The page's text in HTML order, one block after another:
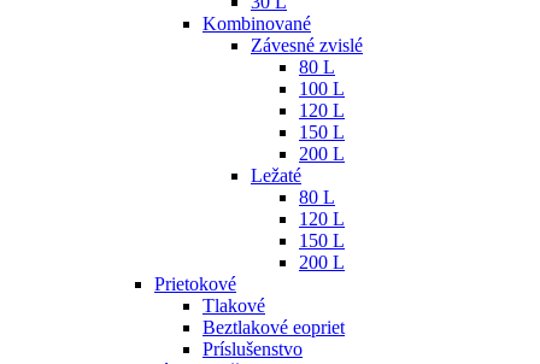
Kombinované
Závesné zvislé
80 L
100 L
120 L
150 L
200 L
Ležaté
80 L
120 L
150 L
200 L
Prietokové
Tlakové
Beztlakové eopriet
Príslušenstvo